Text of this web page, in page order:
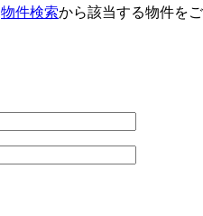
物件検索から該当する物件をご